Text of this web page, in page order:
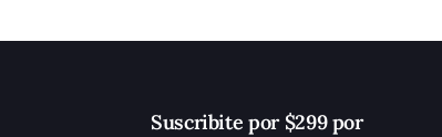
Suscribite por $299 por